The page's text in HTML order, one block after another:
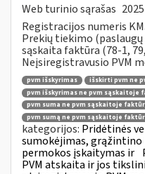
Web turinio sąrašas
Registracijos numeris
Prekių tiekimo
sąskaita faktūra (78-1,
Neįsiregistravusio PVM
pvm išskyrimas
išskirti pvm ne
pvm išskyrimas ne pvm sąskaitoje
pvm suma ne pvm sąskaitoje
pvm sumą ne pvm sąskaitoje
kategorijos: Pridėtinės
sumokėjimas, grąžintino
permokos įskaitymas ir
PVM atskaita ir jos